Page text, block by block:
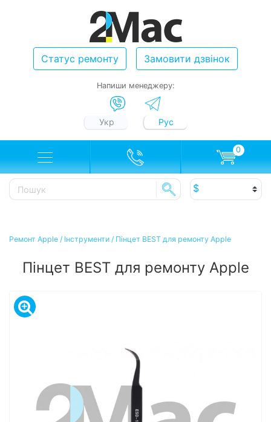
Статус ремонту Замовити дзвінок
Напиши менеджеру:
Укр Рус
0
Ремонт Apple / Інструменти / Пінцет BEST для ремонту Apple
Пінцет BEST для ремонту Apple